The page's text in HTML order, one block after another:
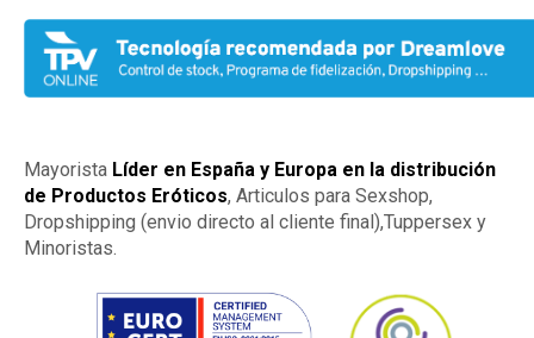
Mayorista Líder en España y Europa en la distribución
de Productos Eróticos, Articulos para Sexshop,
Dropshipping (envio directo al cliente final),Tuppersex y
Minoristas.